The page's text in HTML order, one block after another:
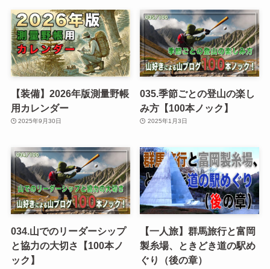
【装備】2026年版測量野帳
用カレンダー
2025年9月30日
035.季節ごとの登山の楽し
み方【100本ノック】
2025年1月3日
034.山でのリーダーシップ
と協力の大切さ【100本ノ
ック】
【一人旅】群馬旅行と富岡
製糸場、ときどき道の駅め
ぐり（後の章）